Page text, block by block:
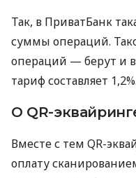
Так, в ПриватБанк
суммы операций.
операций — берут и в
тариф составляет 1,2%.
О QR-
Вместе с тем QR-
оплату